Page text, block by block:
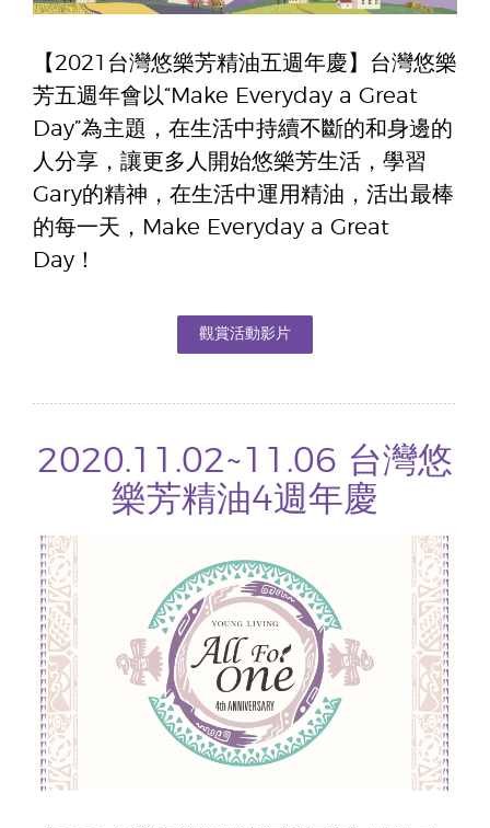
【2021台灣悠樂芳精油五週年慶】台灣悠樂
芳五週年會以“Make Everyday a Great
Day”為主題，在生活中持續不斷的和身邊的
人分享，讓更多人開始悠樂芳生活，學習
Gary的精神，在生活中運用精油，活出最棒
的每一天，Make Everyday a Great
Day！
觀賞活動影片
2020.11.02~11.06 台灣悠
樂芳精油4週年慶